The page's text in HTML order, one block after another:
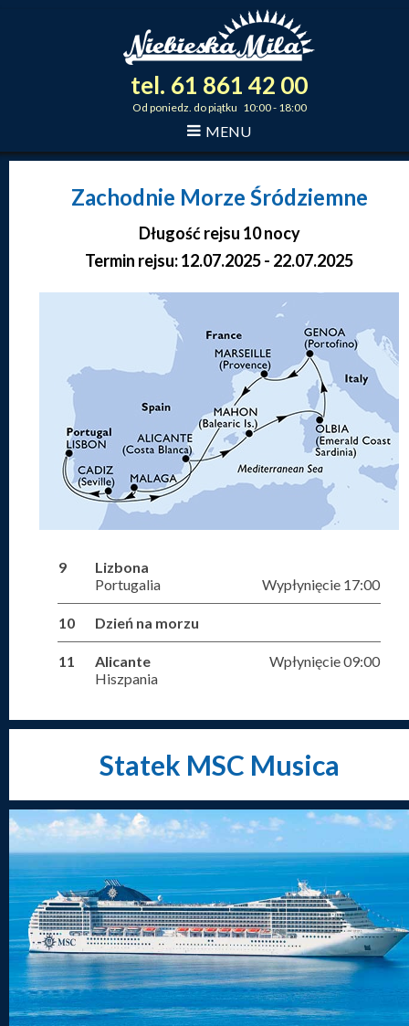
tel. 61 861 42 00
Od poniedz. do piątku 10:00 - 18:00
MENU
Zachodnie Morze Śródziemne
Długość rejsu 10 nocy
Termin rejsu: 12.07.2025 - 22.07.2025
9
Lizbona
Portugalia
Wypłynięcie 17:00
10 Dzień na morzu
11
Alicante
Hiszpania
Wpłynięcie 09:00
Statek MSC Musica